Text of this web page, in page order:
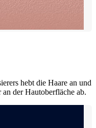
hebt die Haare an und
der Hautoberfläche ab.